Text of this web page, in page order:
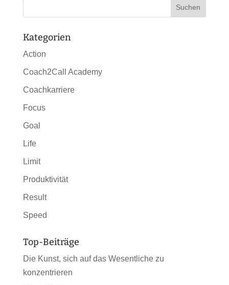
Kategorien
Action
Coach2Call Academy
Coachkarriere
Focus
Goal
Life
Limit
Produktivität
Result
Speed
Top-Beiträge
Die Kunst, sich auf das Wesentliche zu
konzentrieren